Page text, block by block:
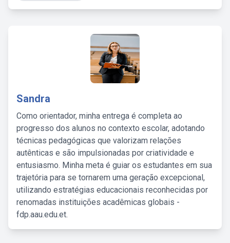
Sandra
Como orientador, minha entrega é completa ao
progresso dos alunos no contexto escolar, adotando
técnicas pedagógicas que valorizam relações
autênticas e são impulsionadas por criatividade e
entusiasmo. Minha meta é guiar os estudantes em sua
trajetória para se tornarem uma geração excepcional,
utilizando estratégias educacionais reconhecidas por
renomadas instituições acadêmicas globais -
fdp.aau.edu.et.